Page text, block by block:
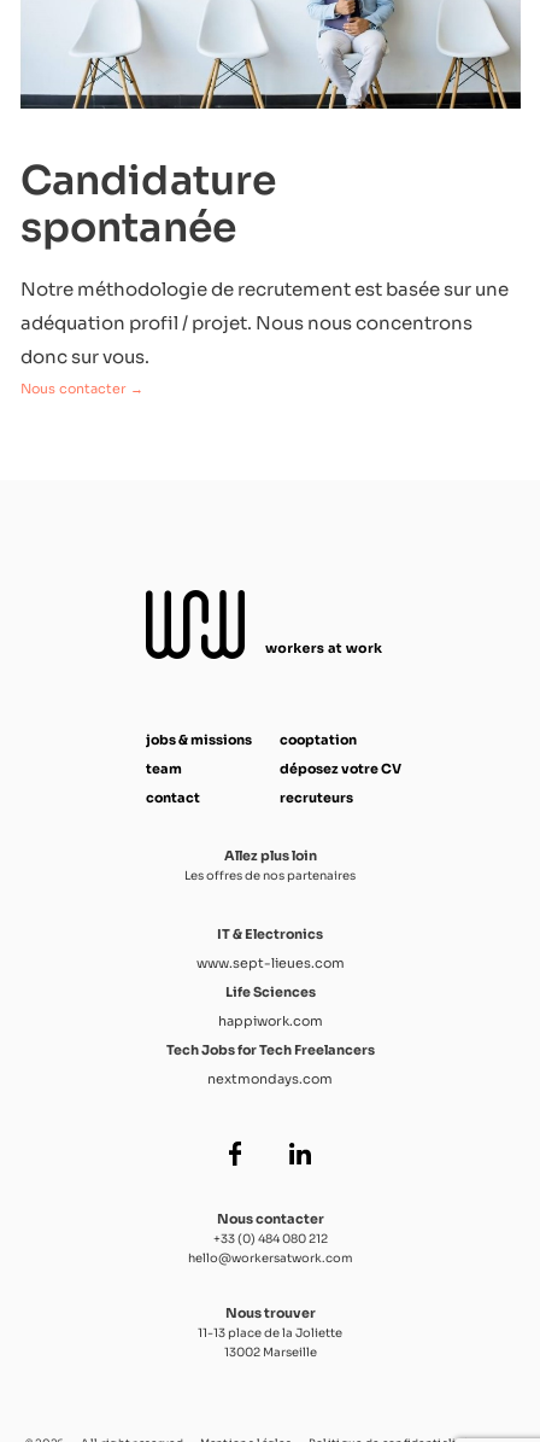
Candidature
spontanée
Notre méthodologie de recrutement est basée sur une
adéquation profil / projet. Nous nous concentrons
donc sur vous.
Nous contacter →
jobs & missions
team
contact
cooptation
déposez votre CV
recruteurs
Allez plus loin
Les offres de nos partenaires
IT & Electronics
www.sept-lieues.com
Life Sciences
happiwork.com
Tech Jobs for Tech Freelancers
nextmondays.com
Nous contacter
+33 (0) 484 080 212
hello@workersatwork.com
Nous trouver
11-13 place de la Joliette
13002 Marseille